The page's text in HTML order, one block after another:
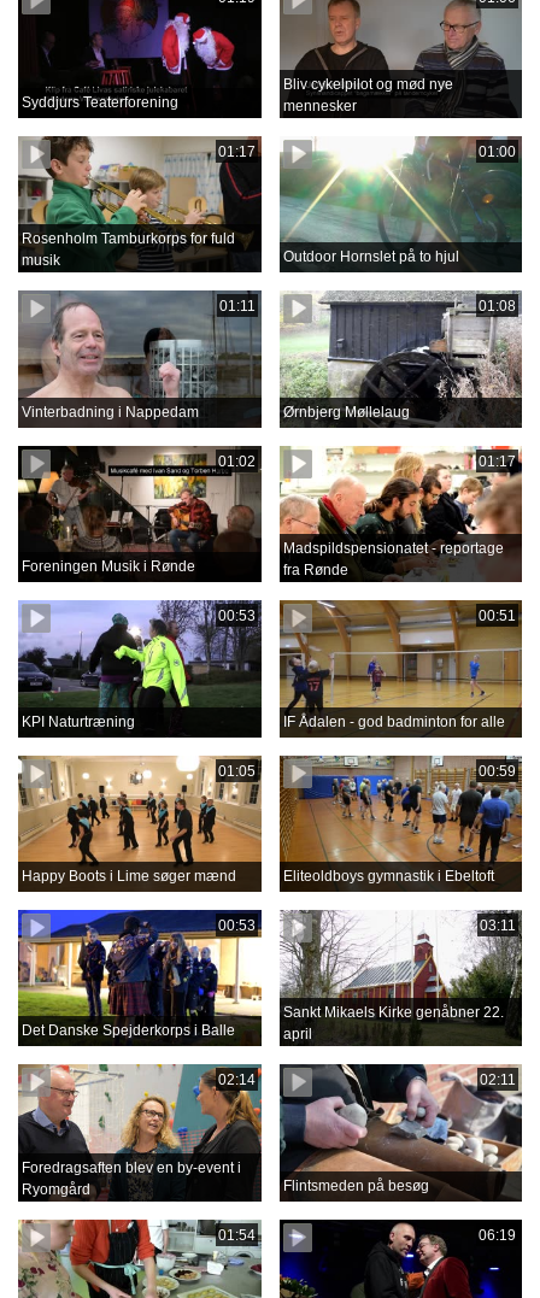
Syddjurs Teaterforening
Bliv cykelpilot og mød nye
mennesker
01:17
Rosenholm Tamburkorps for fuld
musik
01:00
Outdoor Hornslet på to hjul
01:11
Vinterbadning i Nappedam
01:08
Ørnbjerg Møllelaug
01:02
Foreningen Musik i Rønde
01:17
Madspildspensionatet - reportage
fra Rønde
00:53
KPI Naturtræning
00:51
IF Ådalen - god badminton for alle
01:05
Happy Boots i Lime søger mænd
00:59
Eliteoldboys gymnastik i Ebeltoft
00:53
Det Danske Spejderkorps i Balle
03:11
Sankt Mikaels Kirke genåbner 22.
april
02:14
Foredragsaften blev en by-event i
Ryomgård
02:11
Flintsmeden på besøg
01:54 06:19